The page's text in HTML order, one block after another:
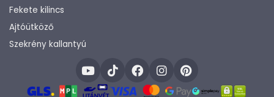
Fekete kilincs
Ajtóütköző
Szekrény kallantyú